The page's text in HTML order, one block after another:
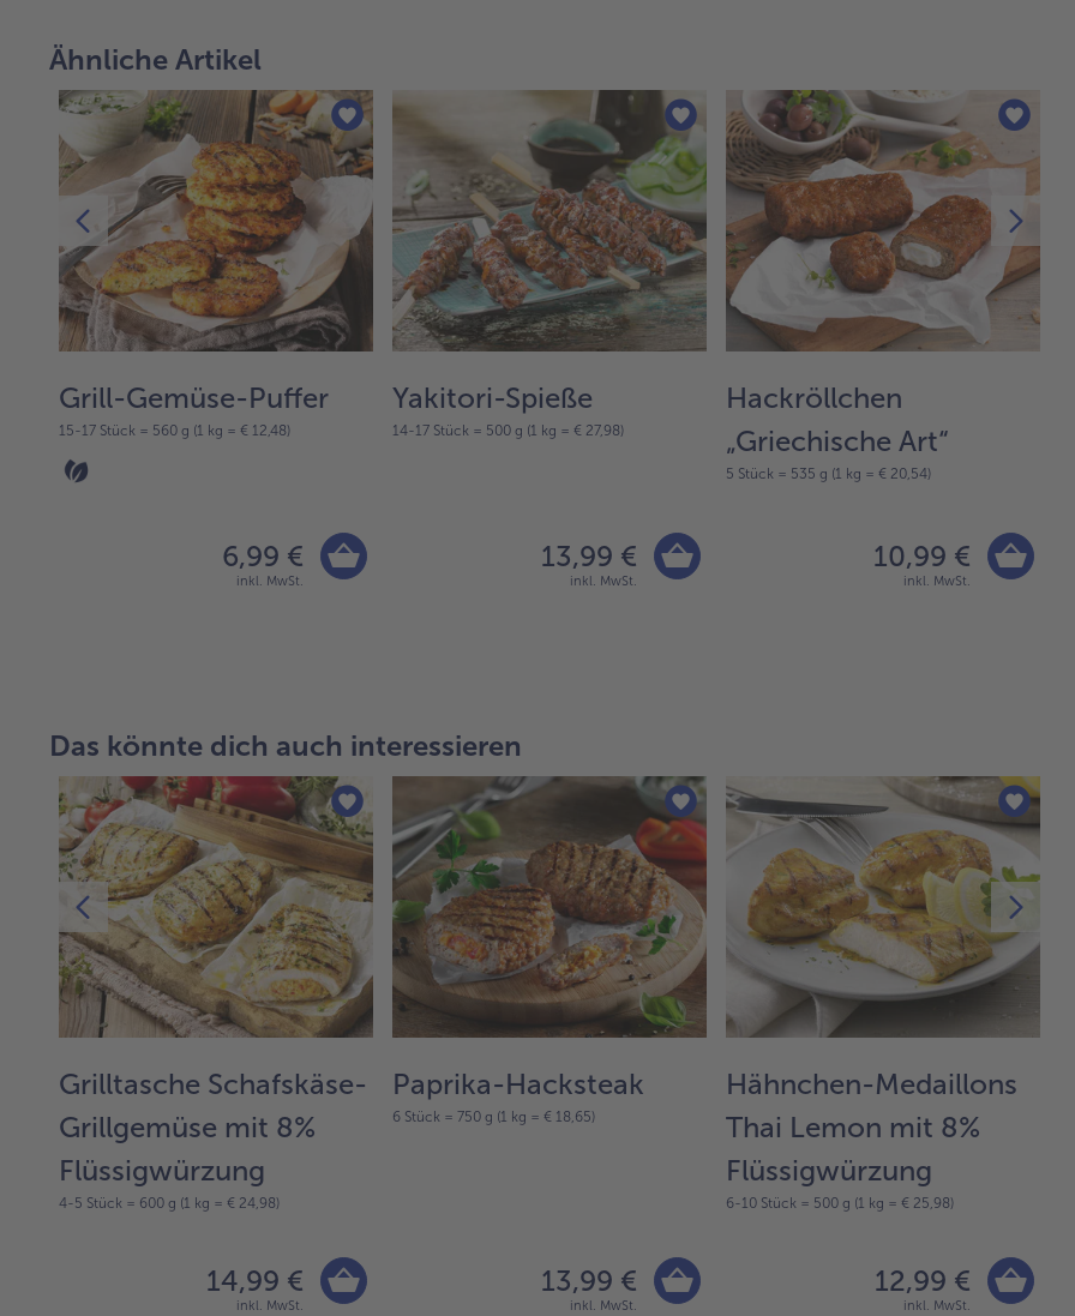
Ähnliche Artikel
Grill-Gemüse-Puffer
15-17 Stück = 560 g (1 kg = € 12,48)
6,99 €
inkl. MwSt.
Yakitori-Spieße
14-17 Stück = 500 g (1 kg = € 27,98)
13,99 €
inkl. MwSt.
Hackröllchen
„Griechische Art“
5 Stück = 535 g (1 kg = € 20,54)
10,99 €
inkl. MwSt.
Das könnte dich auch interessieren
Grilltasche Schafskäse-
Grillgemüse mit 8%
Flüssigwürzung
4-5 Stück = 600 g (1 kg = € 24,98)
14,99 €
inkl. MwSt.
Paprika-Hacksteak
6 Stück = 750 g (1 kg = € 18,65)
13,99 €
inkl. MwSt.
Hähnchen-Medaillons
Thai Lemon mit 8%
Flüssigwürzung
6-10 Stück = 500 g (1 kg = € 25,98)
12,99 €
inkl. MwSt.